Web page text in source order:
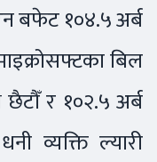
बफेट १०४.५ अर्ब
बिल
र १०२.५ अर्ब
व्यक्ति ल्यारी